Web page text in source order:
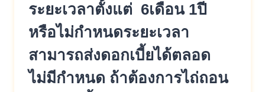
ระยะเวลาตั้งแต่ 6เดือน 1ปี
หรือไม่กำหนดระยะเวลา
สามารถส่งดอกเบี้ยได้ตลอด
ไม่มีกำหนด ถ้าต้องการไถ่ถอน